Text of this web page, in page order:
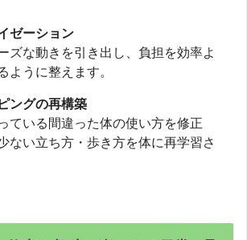
ゼーション
ズな動きを引き出し、負担を効率よ
ように整えます。
ングの再構築
ている間違った体の使い方を修正
ない立ち方・歩き方を体に再学習さ